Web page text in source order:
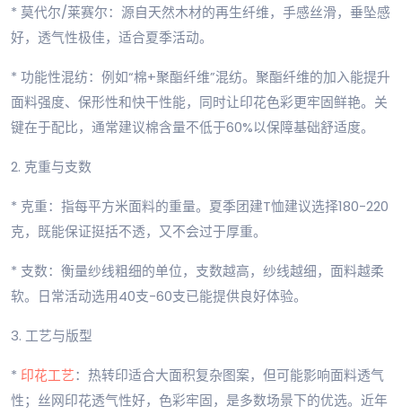
* 莫代尔/莱赛尔：源自天然木材的再生纤维，手感丝滑，垂坠感
好，透气性极佳，适合夏季活动。
* 功能性混纺：例如“棉+聚酯纤维”混纺。聚酯纤维的加入能提升
面料强度、保形性和快干性能，同时让印花色彩更牢固鲜艳。关
键在于配比，通常建议棉含量不低于60%以保障基础舒适度。
2. 克重与支数
* 克重：指每平方米面料的重量。夏季团建T恤建议选择180-220
克，既能保证挺括不透，又不会过于厚重。
* 支数：衡量纱线粗细的单位，支数越高，纱线越细，面料越柔
软。日常活动选用40支-60支已能提供良好体验。
3. 工艺与版型
* 印花工艺：热转印适合大面积复杂图案，但可能影响面料透气
性；丝网印花透气性好，色彩牢固，是多数场景下的优选。近年